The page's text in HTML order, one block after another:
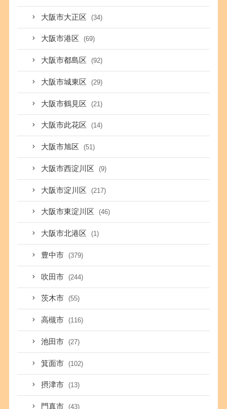
大阪市大正区 (34)
大阪市港区 (69)
大阪市都島区 (92)
大阪市城東区 (29)
大阪市鶴見区 (21)
大阪市此花区 (14)
大阪市旭区 (51)
大阪市西淀川区 (9)
大阪市淀川区 (217)
大阪市東淀川区 (46)
大阪市北港区 (1)
豊中市 (379)
吹田市 (244)
茨木市 (55)
高槻市 (116)
池田市 (27)
箕面市 (102)
摂津市 (13)
門真市 (43)